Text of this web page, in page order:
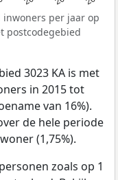
inwoners per jaar op
postcodegebied
3023 KA is met
in 2015 tot
van 16%).
de hele periode
(1,75%).
zoals op 1